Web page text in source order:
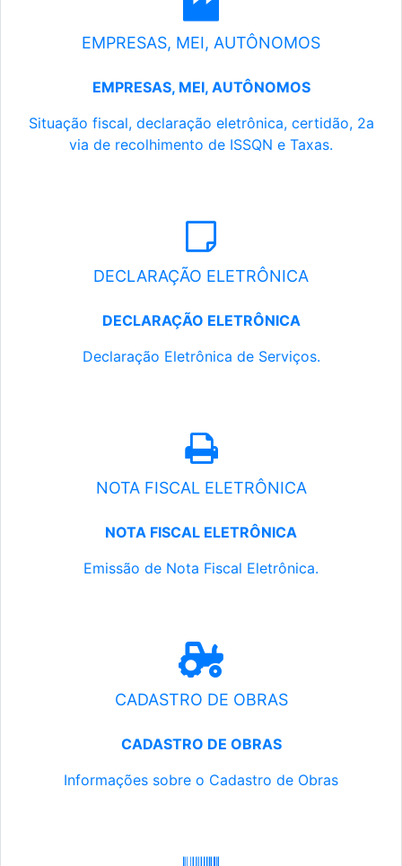
EMPRESAS, MEI, AUTÔNOMOS
EMPRESAS, MEI, AUTÔNOMOS
Situação fiscal, declaração eletrônica, certidão, 2a
via de recolhimento de ISSQN e Taxas.
DECLARAÇÃO ELETRÔNICA
DECLARAÇÃO ELETRÔNICA
Declaração Eletrônica de Serviços.
NOTA FISCAL ELETRÔNICA
NOTA FISCAL ELETRÔNICA
Emissão de Nota Fiscal Eletrônica.
CADASTRO DE OBRAS
CADASTRO DE OBRAS
Informações sobre o Cadastro de Obras